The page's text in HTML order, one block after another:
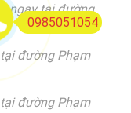
ngay tại đường
đường Phạm
đường Phạm
0985051054